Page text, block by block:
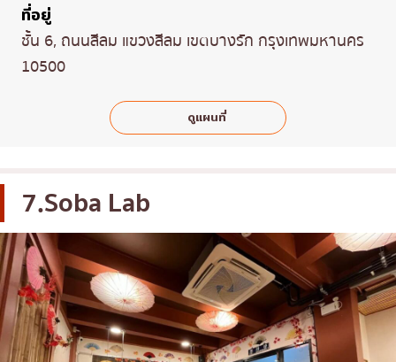
ที่อยู่
ชั้น 6, ถนนสีลม แขวงสีลม เขตบางรัก กรุงเทพมหานคร
10500
ดูแผนที่
7.Soba Lab